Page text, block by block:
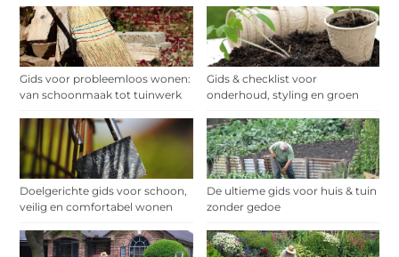
Gids voor probleemloos wonen:
van schoonmaak tot tuinwerk
Gids & checklist voor
onderhoud, styling en groen
Doelgerichte gids voor schoon,
veilig en comfortabel wonen
De ultieme gids voor huis & tuin
zonder gedoe